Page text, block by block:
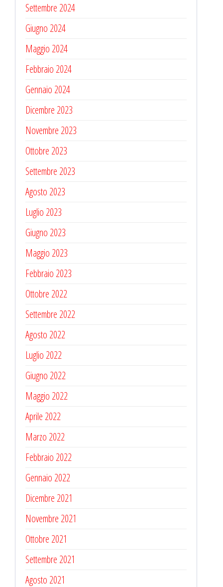
Settembre 2024
Giugno 2024
Maggio 2024
Febbraio 2024
Gennaio 2024
Dicembre 2023
Novembre 2023
Ottobre 2023
Settembre 2023
Agosto 2023
Luglio 2023
Giugno 2023
Maggio 2023
Febbraio 2023
Ottobre 2022
Settembre 2022
Agosto 2022
Luglio 2022
Giugno 2022
Maggio 2022
Aprile 2022
Marzo 2022
Febbraio 2022
Gennaio 2022
Dicembre 2021
Novembre 2021
Ottobre 2021
Settembre 2021
Agosto 2021